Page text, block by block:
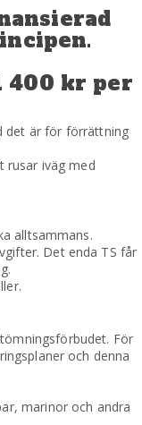
400 kr per
det är för förrättning
rusar iväg med
alltsammans.
Det enda TS får
För
och denna
marinor och andra